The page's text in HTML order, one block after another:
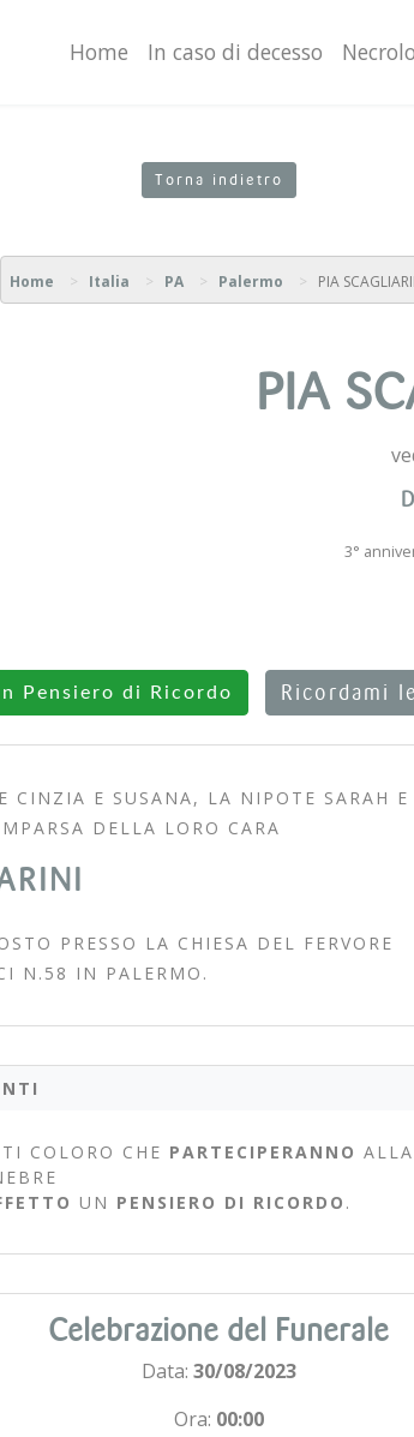
Home In caso di decesso
Torna indietro
Home Italia PA Palermo PIA
PIA
3°
Pensiero di Ricordo Ricordami
CINZIA E SUSANA, LA NIPOTE SARAH E
DELLA LORO CARA
PRESSO LA CHIESA DEL FERVORE
N.58 IN PALERMO.
COLORO CHE PARTECIPERANNO ALLA
UN PENSIERO DI RICORDO .
Celebrazione del Funerale
Data: 30/08/2023
Ora: 00:00
cookie necessari al funzionamento ed
la navigazione in altra maniera,